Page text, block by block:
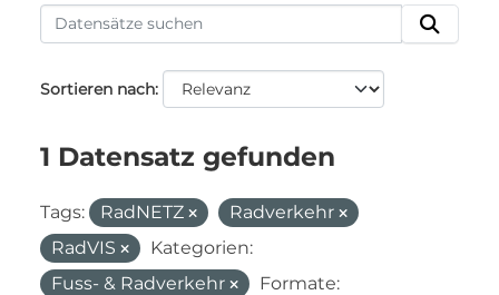
Sortieren nach
1 Datensatz gefunden
Tags: RadNETZ
Radverkehr
RadVIS
Kategorien:
Fuss- & Radverkehr
Formate: